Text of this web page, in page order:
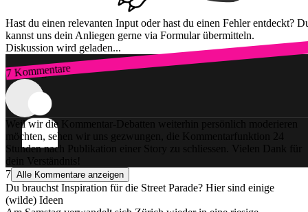
Hast du einen relevanten Input oder hast du einen Fehler entdeckt?
kannst uns dein Anliegen gerne via Formular übermitteln.
Diskussion wird geladen...
7 Kommentare
Zum Login
Weil wir die Kommentar-Debatten weiterhin persönlich moderieren
möchten, sehen wir uns gezwungen, die Kommentarfunktion 24
Stunden nach Publikation einer Story zu schliessen. Vielen Dank für
dein Verständnis!
7 Alle Kommentare anzeigen
Du brauchst Inspiration für die Street Parade? Hier sind einige
(wilde) Ideen